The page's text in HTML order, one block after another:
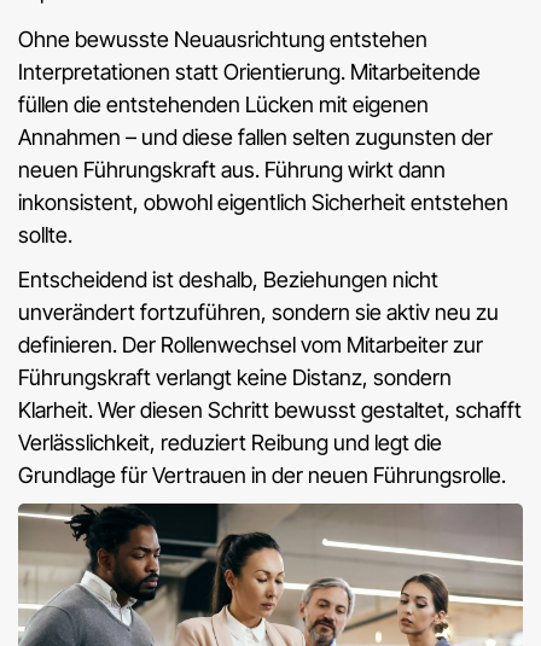
Ohne bewusste Neuausrichtung entstehen
Interpretationen statt Orientierung. Mitarbeitende
füllen die entstehenden Lücken mit eigenen
Annahmen – und diese fallen selten zugunsten der
neuen Führungskraft aus. Führung wirkt dann
inkonsistent, obwohl eigentlich Sicherheit entstehen
sollte.
Entscheidend ist deshalb, Beziehungen nicht
unverändert fortzuführen, sondern sie aktiv neu zu
definieren. Der Rollenwechsel vom Mitarbeiter zur
Führungskraft verlangt keine Distanz, sondern
Klarheit. Wer diesen Schritt bewusst gestaltet, schafft
Verlässlichkeit, reduziert Reibung und legt die
Grundlage für Vertrauen in der neuen Führungsrolle.